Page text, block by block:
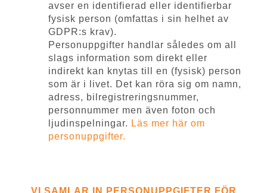
avser en identifierad eller identifierbar
fysisk person (omfattas i sin helhet av
GDPR:s krav).
Personuppgifter handlar således om all
slags information som direkt eller
indirekt kan knytas till en (fysisk) person
som är i livet. Det kan röra sig om namn,
adress, bilregistreringsnummer,
personnummer men även foton och
ljudinspelningar. Läs mer här om
personuppgifter.
VI SAMLAR IN PERSONUPPGIFTER FÖR